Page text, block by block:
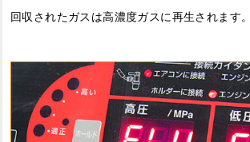
回収されたガスは高濃度ガスに再生されます。